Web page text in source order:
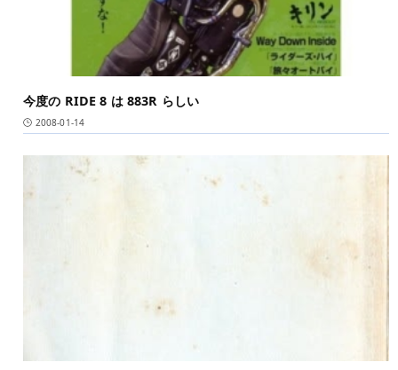
今度の RIDE 8 は 883R らしい
2008-01-14